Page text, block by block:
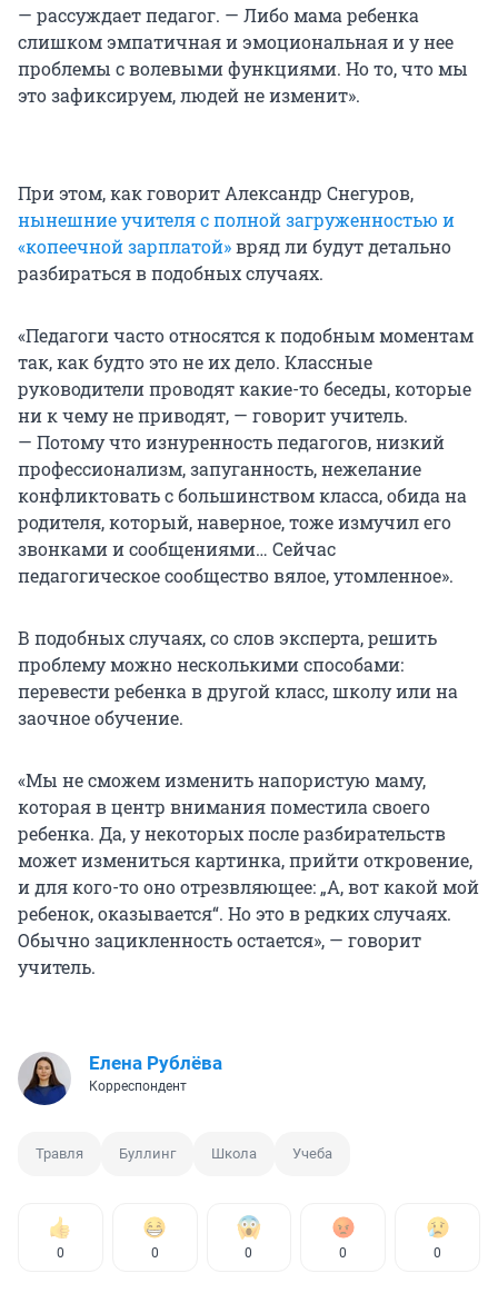
— рассуждает педагог. — Либо мама ребенка
слишком эмпатичная и эмоциональная и у нее
проблемы с волевыми функциями. Но то, что мы
это зафиксируем, людей не изменит».
При этом, как говорит Александр Снегуров,
нынешние учителя с полной загруженностью и
«копеечной зарплатой»вряд ли будут детально
разбираться в подобных случаях.
«Педагоги часто относятся к подобным моментам
так, как будто это не их дело. Классные
руководители проводят какие-то беседы, которые
ни к чему не приводят, — говорит учитель.
— Потому что изнуренность педагогов, низкий
профессионализм, запуганность, нежелание
конфликтовать с большинством класса, обида на
родителя, который, наверное, тоже измучил его
звонками и сообщениями… Сейчас
педагогическое сообщество вялое, утомленное».
В подобных случаях, со слов эксперта, решить
проблему можно несколькими способами:
перевести ребенка в другой класс, школу или на
заочное обучение.
«Мы не сможем изменить напористую маму,
которая в центр внимания поместила своего
ребенка. Да, у некоторых после разбирательств
может измениться картинка, прийти откровение,
и для кого-то оно отрезвляющее: „А, вот какой мой
ребенок, оказывается“. Но это в редких случаях.
Обычно зацикленность остается», — говорит
учитель.
Елена Рублёва
Корреспондент
Травля Буллинг Школа Учеба
0 0 0 0 0